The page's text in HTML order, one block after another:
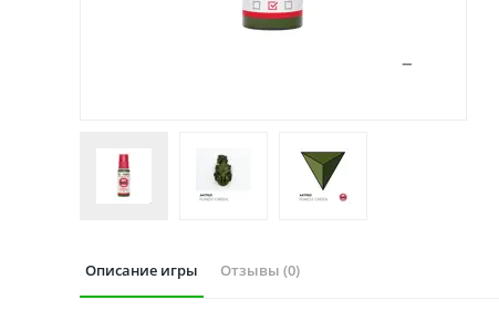
Описание игры Отзывы (0)